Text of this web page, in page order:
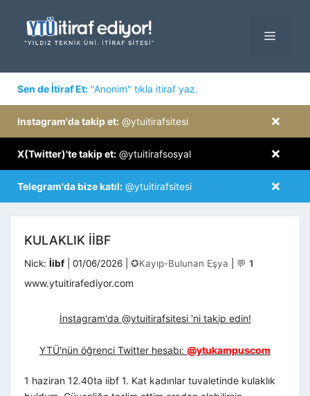
MENÜ
Sen de İtiraf Et: "Anonim" tıkla itiraf yaz.
×
Instagram'da takip et: @ytuitirafsitesi
×
X(Twitter)'te takip et: @ytuitirafsosyal
×
Telegram'da bize katıl: @ytuitirafsitesi
KULAKLIK IIBF
Nick: İibf 01/06/2026 Kategoriler
✪Kayıp-Bulunan Eşya 💬 1
www.ytuitirafediyor.com
İnstagram'da @ytuitirafsitesi 'ni takip edin!
YTÜ'nün öğrenci Twitter hesabı: @ytukampuscom
1 haziran 12.40ta iibf 1. Kat kadınlar tuvaletinde kulaklık